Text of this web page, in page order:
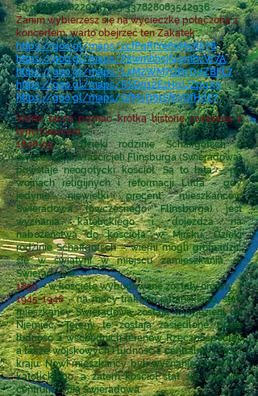
50.96366150220737,15.337828083542936
Zanim wybierzesz się na wycieczkę połączoną z
koncertem, warto obejrzeć ten Zakątek:
https://goo.gl/maps/zcfPqRrYe69M5Rh76
https://goo.gl/maps/P2wmhh5jf4gmhvW7A
https://goo.gl/maps/L4M2WM7QBcDqZBFL7
https://goo.gl/maps/RSDq12EzHi1UZpgX9
https://goo.gl/maps/QfM3D81Ef6YQfHdE7
Warto także poznać krótką historię związaną z
tym miejscem:
1898-99– dzięki rodzinie Schaffgotsch –
ówczesnych właścicieli Flinsburga (Świeradowa)
powstaje neogotycki kościół. Są to lata – po
wojnach religijnych i reformacji Lutra - gdy
jedynie niewielki procent mieszkańców
Świeradowa (ówczesnego Flinsburga) jest
wyznania katolickiego i dojeżdża na
nabożeństwa do kościoła w Mirsku. Dzięki
rodzinie Schaffgotsch – wierni mogli gromadzić
się w świątyni w miejscu zamieszkania, w
Świeradowie.
1899– w kościele wybudowane zostały organy.
1945-1946– na mocy traktatu jałtańskiego, stali
mieszkańcy Świeradowa zostają wywiezieni do
Niemiec. Tereny te zostają zasiedlone przez
ludność z wschodnich terenów Rzeczpospolitej,
a także wojskowych i ludność z centralnej części
kraju. Nowi mieszkańcy byli wyznania rzymsko-
katolickiego, a zatem kościół stał się ważnym
centrum życia Świeradowa.